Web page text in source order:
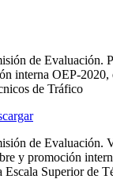
de Evaluación.
interna OEP-2020,
de Tráfico
de Evaluación.
y promoción
Escala Superior de